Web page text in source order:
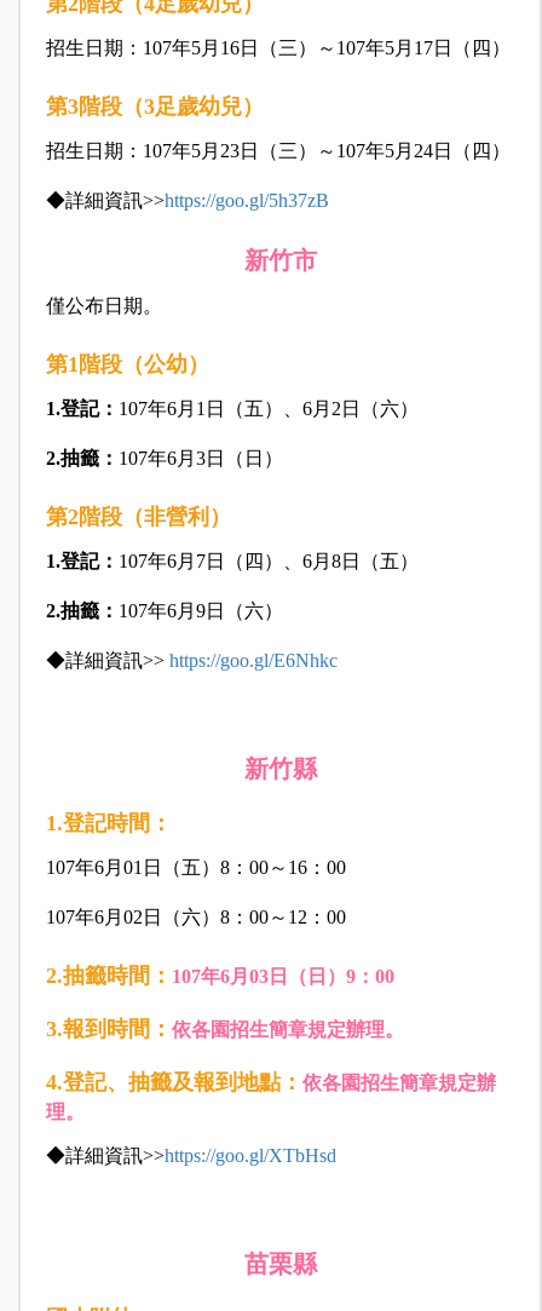
招生日期：107年5月16日（三）～107年5月17日（四）
第3階段（3足歲幼兒）
招生日期：107年5月23日（三）～107年5月24日（四）
◆詳細資訊>>https://goo.gl/5h37zB
新竹市
僅公布日期。
第1階段（公幼）
1.登記： 107年6月1日（五）、6月2日（六）
2.抽籤： 107年6月3日（日）
第2階段（非營利）
1.登記： 107年6月7日（四）、6月8日（五）
2.抽籤： 107年6月9日（六）
◆詳細資訊>> https://goo.gl/E6Nhkc
新竹縣
1.登記時間：
107年6月01日（五）8：00～16：00
107年6月02日（六）8：00～12：00
2.抽籤時間： 107年6月03日（日）9：00
3.報到時間： 依各園招生簡章規定辦理。
4.登記、抽籤及報到地點： 依各園招生簡章規定辦
理。
◆詳細資訊>>https://goo.gl/XTbHsd
苗栗縣